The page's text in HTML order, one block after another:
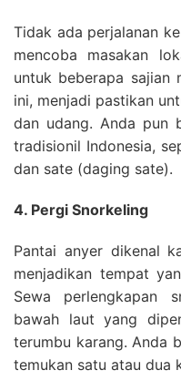
Tidak ada perjalanan
mencoba masakan
untuk beberapa sajian
ini, menjadi pastikan
dan udang. Anda pun
tradisionil Indonesia,
dan sate (daging sate).
4. Pergi Snorkeling
Pantai anyer dikenal
menjadikan tempat
Sewa perlengkapan
bawah laut yang
terumbu karang. Anda
temukan satu atau dua